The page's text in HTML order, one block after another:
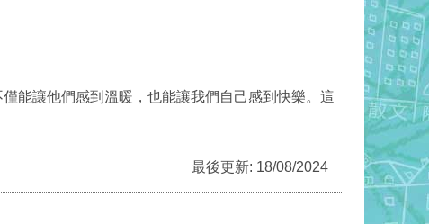
能讓他們感到溫暖，也能讓我們自己感到快樂。這
最後更新: 18/08/2024